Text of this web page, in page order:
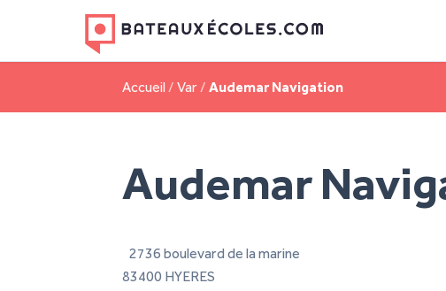
Accueil / Var/ Audemar Navigation
Audemar
2736 boulevard de la marine
83400 HYERES